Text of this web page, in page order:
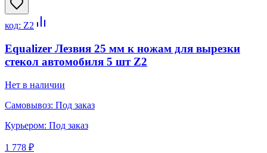
код: Z2
Equalizer Лезвия 25 мм к ножам для вырезки
стекол автомобиля 5 шт Z2
Нет в наличии
Самовывоз: Под заказ
Курьером: Под заказ
1 778 ₽